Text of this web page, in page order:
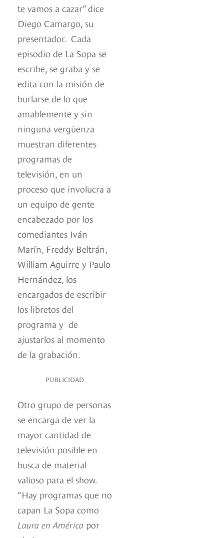
te vamos a cazar” dice
Diego Camargo, su
presentador. Cada
episodio de La Sopa se
escribe, se graba y se
edita con la misión de
burlarse de lo que
amablemente y sin
ninguna vergüenza
muestran diferentes
programas de
televisión, en un
proceso que involucra a
un equipo de gente
encabezado por los
comediantes Iván
Marín, Freddy Beltrán,
William Aguirre y Paulo
Hernández, los
encargados de escribir
los libretos del
programa y de
ajustarlos al momento
de la grabación.
PUBLICIDAD
Otro grupo de personas
se encarga de ver la
mayor cantidad de
televisión posible en
busca de material
valioso para el show.
“Hay programas que no
capan La Sopa como
Laura en América por